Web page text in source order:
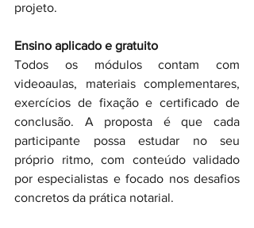
projeto.
Ensino aplicado e gratuito
Todos os módulos contam com
videoaulas, materiais complementares,
exercícios de fixação e certificado de
conclusão. A proposta é que cada
participante possa estudar no seu
próprio ritmo, com conteúdo validado
por especialistas e focado nos desafios
concretos da prática notarial.